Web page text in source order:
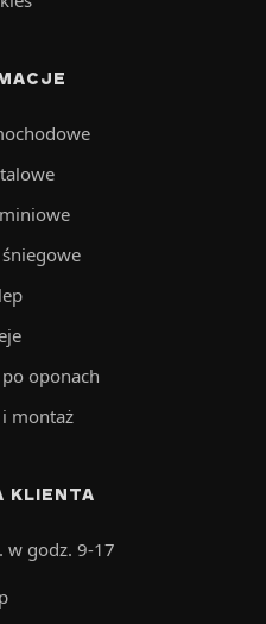
oponach
montaż
KLIENTA
w godz. 9-17